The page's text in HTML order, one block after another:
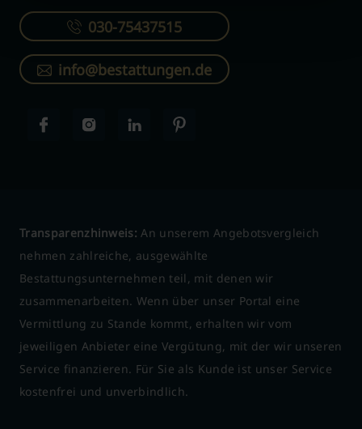
030-75437515
info@bestattungen.de
Transparenzhinweis: An unserem Angebotsvergleich
nehmen zahlreiche, ausgewählte
Bestattungsunternehmen teil, mit denen wir
zusammenarbeiten. Wenn über unser Portal eine
Vermittlung zu Stande kommt, erhalten wir vom
jeweiligen Anbieter eine Vergütung, mit der wir unseren
Service finanzieren. Für Sie als Kunde ist unser Service
kostenfrei und unverbindlich.